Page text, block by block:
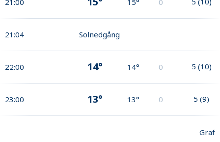
21:04 Solnedgång
22:00 14° 14° 0 5 (10)
23:00 13° 13° 0 5 (9)
Graf